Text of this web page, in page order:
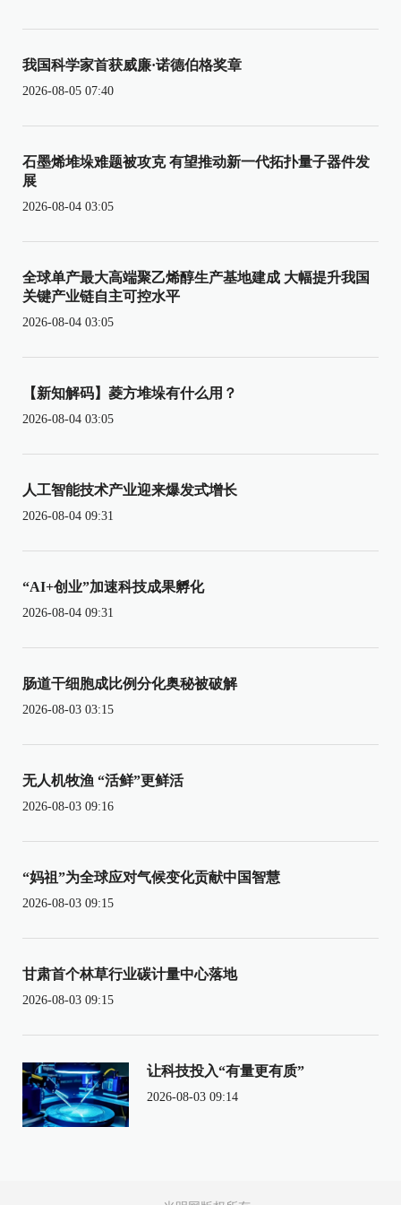
我国科学家首获威廉·诺德伯格奖章
2026-08-05 07:40
石墨烯堆垛难题被攻克 有望推动新一代拓扑量子器件发
展
2026-08-04 03:05
全球单产最大高端聚乙烯醇生产基地建成 大幅提升我国
关键产业链自主可控水平
2026-08-04 03:05
【新知解码】菱方堆垛有什么用？
2026-08-04 03:05
人工智能技术产业迎来爆发式增长
2026-08-04 09:31
“AI+创业”加速科技成果孵化
2026-08-04 09:31
肠道干细胞成比例分化奥秘被破解
2026-08-03 03:15
无人机牧渔 “活鲜”更鲜活
2026-08-03 09:16
“妈祖”为全球应对气候变化贡献中国智慧
2026-08-03 09:15
甘肃首个林草行业碳计量中心落地
2026-08-03 09:15
让科技投入“有量更有质”
2026-08-03 09:14